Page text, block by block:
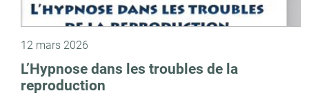
12 mars 2026
L’Hypnose dans les troubles de la
reproduction